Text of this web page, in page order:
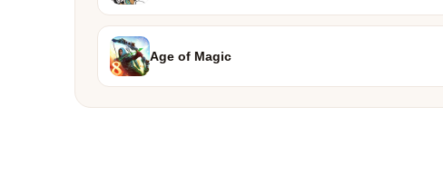
Age of Magic